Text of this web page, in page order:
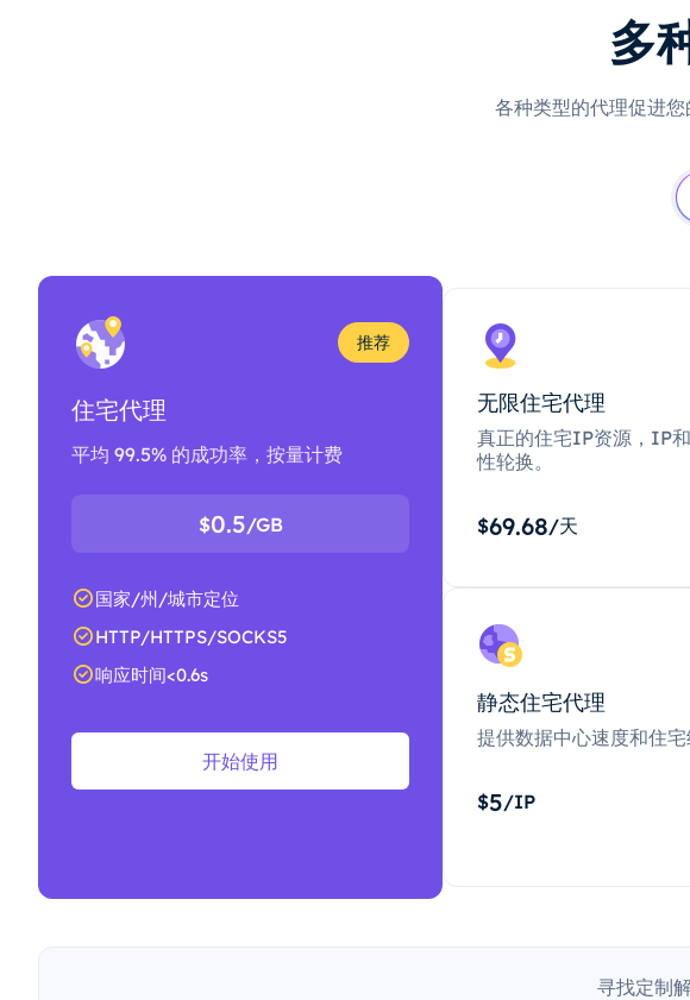
多
各种类型的代理促进您
推荐
住宅代理
平均 99.5% 的成功率，按量计费
$0.5/GB
国家/州/城市定位
HTTP/HTTPS/SOCKS5
响应时间<0.6s
开始使用
无限住宅代理
真正的住宅IP资源，IP
性轮换。
$69.68/天
静态住宅代理
提供数据中心速度和住宅
$5/IP
寻找定制